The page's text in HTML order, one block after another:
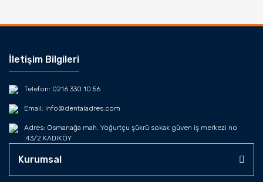
İletişim Bilgileri
Telefon: 0216 330 10 56
Email: info@dentaladres.com
Adres: Osmanağa mah. Yoğurtçu şükrü sokak güven iş merkezi no
:43/2 KADIKÖY
Kurumsal